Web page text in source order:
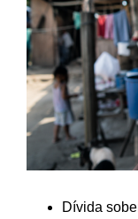
Dívida